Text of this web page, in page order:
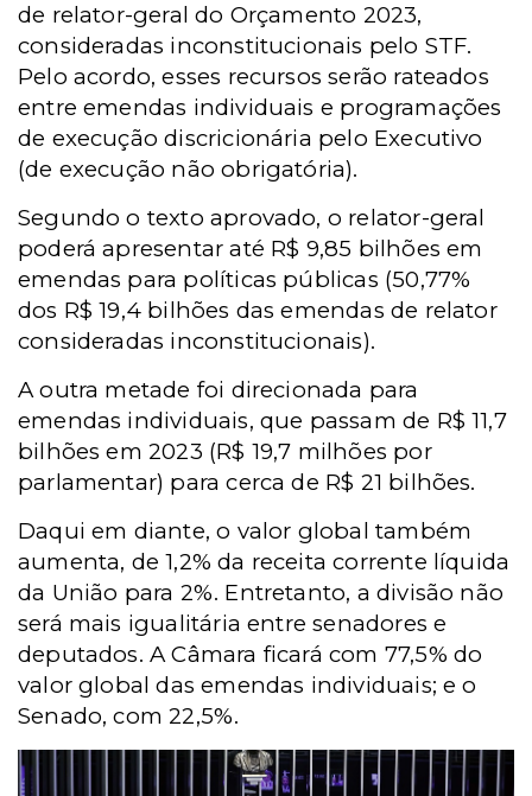
de relator-geral do Orçamento 2023,
consideradas inconstitucionais pelo STF.
Pelo acordo, esses recursos serão rateados
entre emendas individuais e programações
de execução discricionária pelo Executivo
(de execução não obrigatória).
Segundo o texto aprovado, o relator-geral
poderá apresentar até R$ 9,85 bilhões em
emendas para políticas públicas (50,77%
dos R$ 19,4 bilhões das emendas de relator
consideradas inconstitucionais).
A outra metade foi direcionada para
emendas individuais, que passam de R$ 11,7
bilhões em 2023 (R$ 19,7 milhões por
parlamentar) para cerca de R$ 21 bilhões.
Daqui em diante, o valor global também
aumenta, de 1,2% da receita corrente líquida
da União para 2%. Entretanto, a divisão não
será mais igualitária entre senadores e
deputados. A Câmara ficará com 77,5% do
valor global das emendas individuais; e o
Senado, com 22,5%.